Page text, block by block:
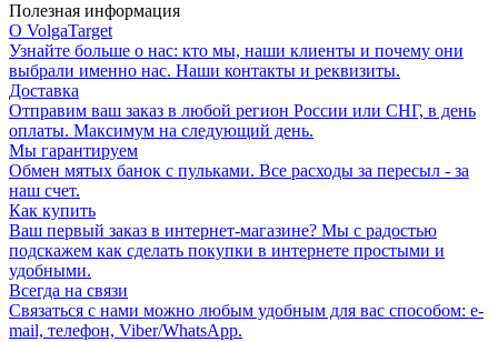
Полезная информация
О VolgaTarget
Узнайте больше о нас: кто мы, наши клиенты и почему они
выбрали именно нас. Наши контакты и реквизиты.
Доставка
Отправим ваш заказ в любой регион России или СНГ, в день
оплаты. Максимум на следующий день.
Мы гарантируем
Обмен мятых банок с пульками. Все расходы за пересыл - за
наш счет.
Как купить
Ваш первый заказ в интернет-магазине? Мы с радостью
подскажем как сделать покупки в интернете простыми и
удобными.
Всегда на связи
Связаться с нами можно любым удобным для вас способом: e-
mail, телефон, Viber/WhatsApp.